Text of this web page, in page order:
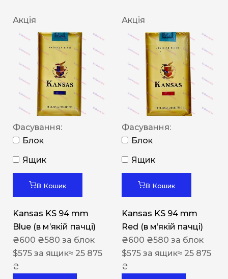
Акція
Фасування:
Блок
Ящик
В Кошик
Kansas KS 94 mm
Blue (в мʼякій пачці)
₴600 ₴580 за блок
$575 за ящик≈ 25 875
₴
Акція
Фасування:
Блок
Ящик
В Кошик
Kansas KS 94 mm
Red (в мʼякій пачці)
₴600 ₴580 за блок
$575 за ящик≈ 25 875
₴